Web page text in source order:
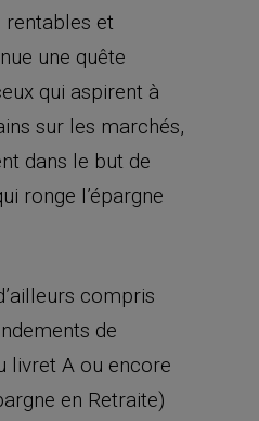
rentables et
une quête
qui aspirent à
sur les marchés,
dans le but de
ronge l’épargne
compris
de
livret A ou encore
en Retraite)